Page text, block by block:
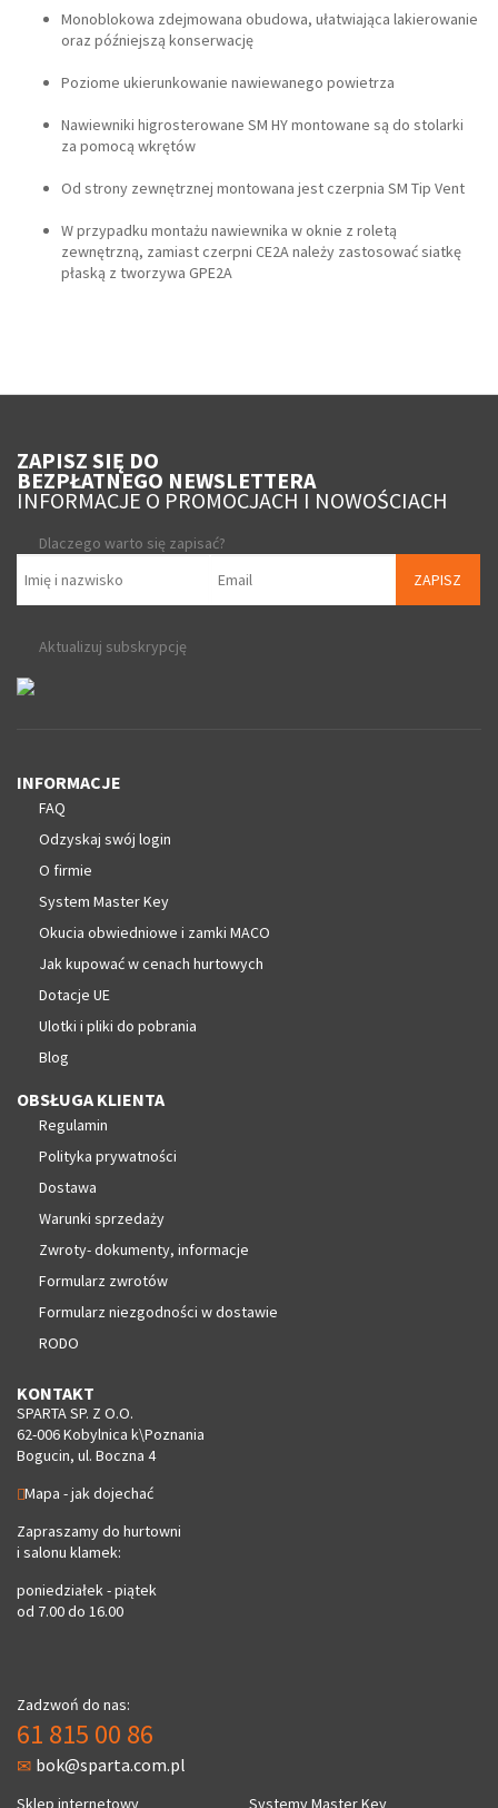
Monoblokowa zdejmowana obudowa, ułatwiająca lakierowanie
oraz późniejszą konserwację
Poziome ukierunkowanie nawiewanego powietrza
Nawiewniki higrosterowane SM HY montowane są do stolarki
za pomocą wkrętów
Od strony zewnętrznej montowana jest czerpnia SM Tip Vent
W przypadku montażu nawiewnika w oknie z roletą
zewnętrzną, zamiast czerpni CE2A należy zastosować siatkę
płaską z tworzywa GPE2A
ZAPISZ SIĘ DO
BEZPŁATNEGO NEWSLETTERA
INFORMACJE O PROMOCJACH I NOWOŚCIACH
Dlaczego warto się zapisać?
ZAPISZ
Aktualizuj subskrypcję
INFORMACJE
FAQ
Odzyskaj swój login
O firmie
System Master Key
Okucia obwiedniowe i zamki MACO
Jak kupować w cenach hurtowych
Dotacje UE
Ulotki i pliki do pobrania
Blog
OBSŁUGA KLIENTA
Regulamin
Polityka prywatności
Dostawa
Warunki sprzedaży
Zwroty- dokumenty, informacje
Formularz zwrotów
Formularz niezgodności w dostawie
RODO
KONTAKT
SPARTA SP. Z O.O.
62-006 Kobylnica k\Poznania
Bogucin, ul. Boczna 4
Mapa - jak dojechać
Zapraszamy do hurtowni
i salonu klamek:
poniedziałek - piątek
od 7.00 do 16.00
Zadzwoń do nas:
61 815 00 86
bok@sparta.com.pl
Sklep internetowy Systemy Master Key